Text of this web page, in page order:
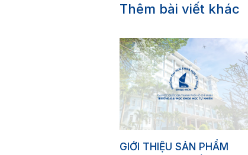
Thêm bài viết khác
GIỚI THIỆU SẢN PHẨM